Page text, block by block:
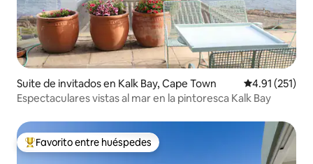
Suite de invitados en Kalk Bay, Cape Town Calificación
4.91 (251)
Espectaculares vistas al mar en la pintoresca Kalk Bay
Favorito entre huéspedes preferido
Favorito entre huéspedes